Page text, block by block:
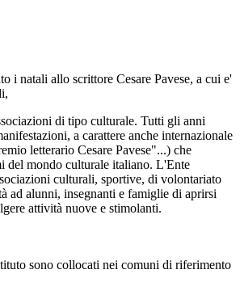
i natali allo scrittore Cesare Pavese, a cui e'
di tipo culturale. Tutti gli anni
a carattere anche internazionale
letterario Cesare Pavese"...) che
del mondo culturale italiano. L'Ente
culturali, sportive, di volontariato
ad alunni, insegnanti e famiglie di aprirsi
attività nuove e stimolanti.
sono collocati nei comuni di riferimento